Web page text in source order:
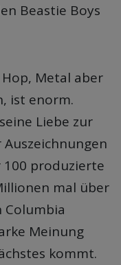
Beastie Boys
Metal aber
ist enorm.
Liebe zur
produzierte
mal über
Columbia
Meinung
kommt.